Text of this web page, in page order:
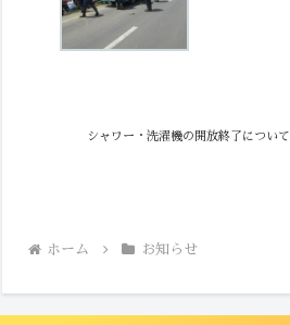
シャワー・洗濯機の開放終了について
ホーム お知らせ